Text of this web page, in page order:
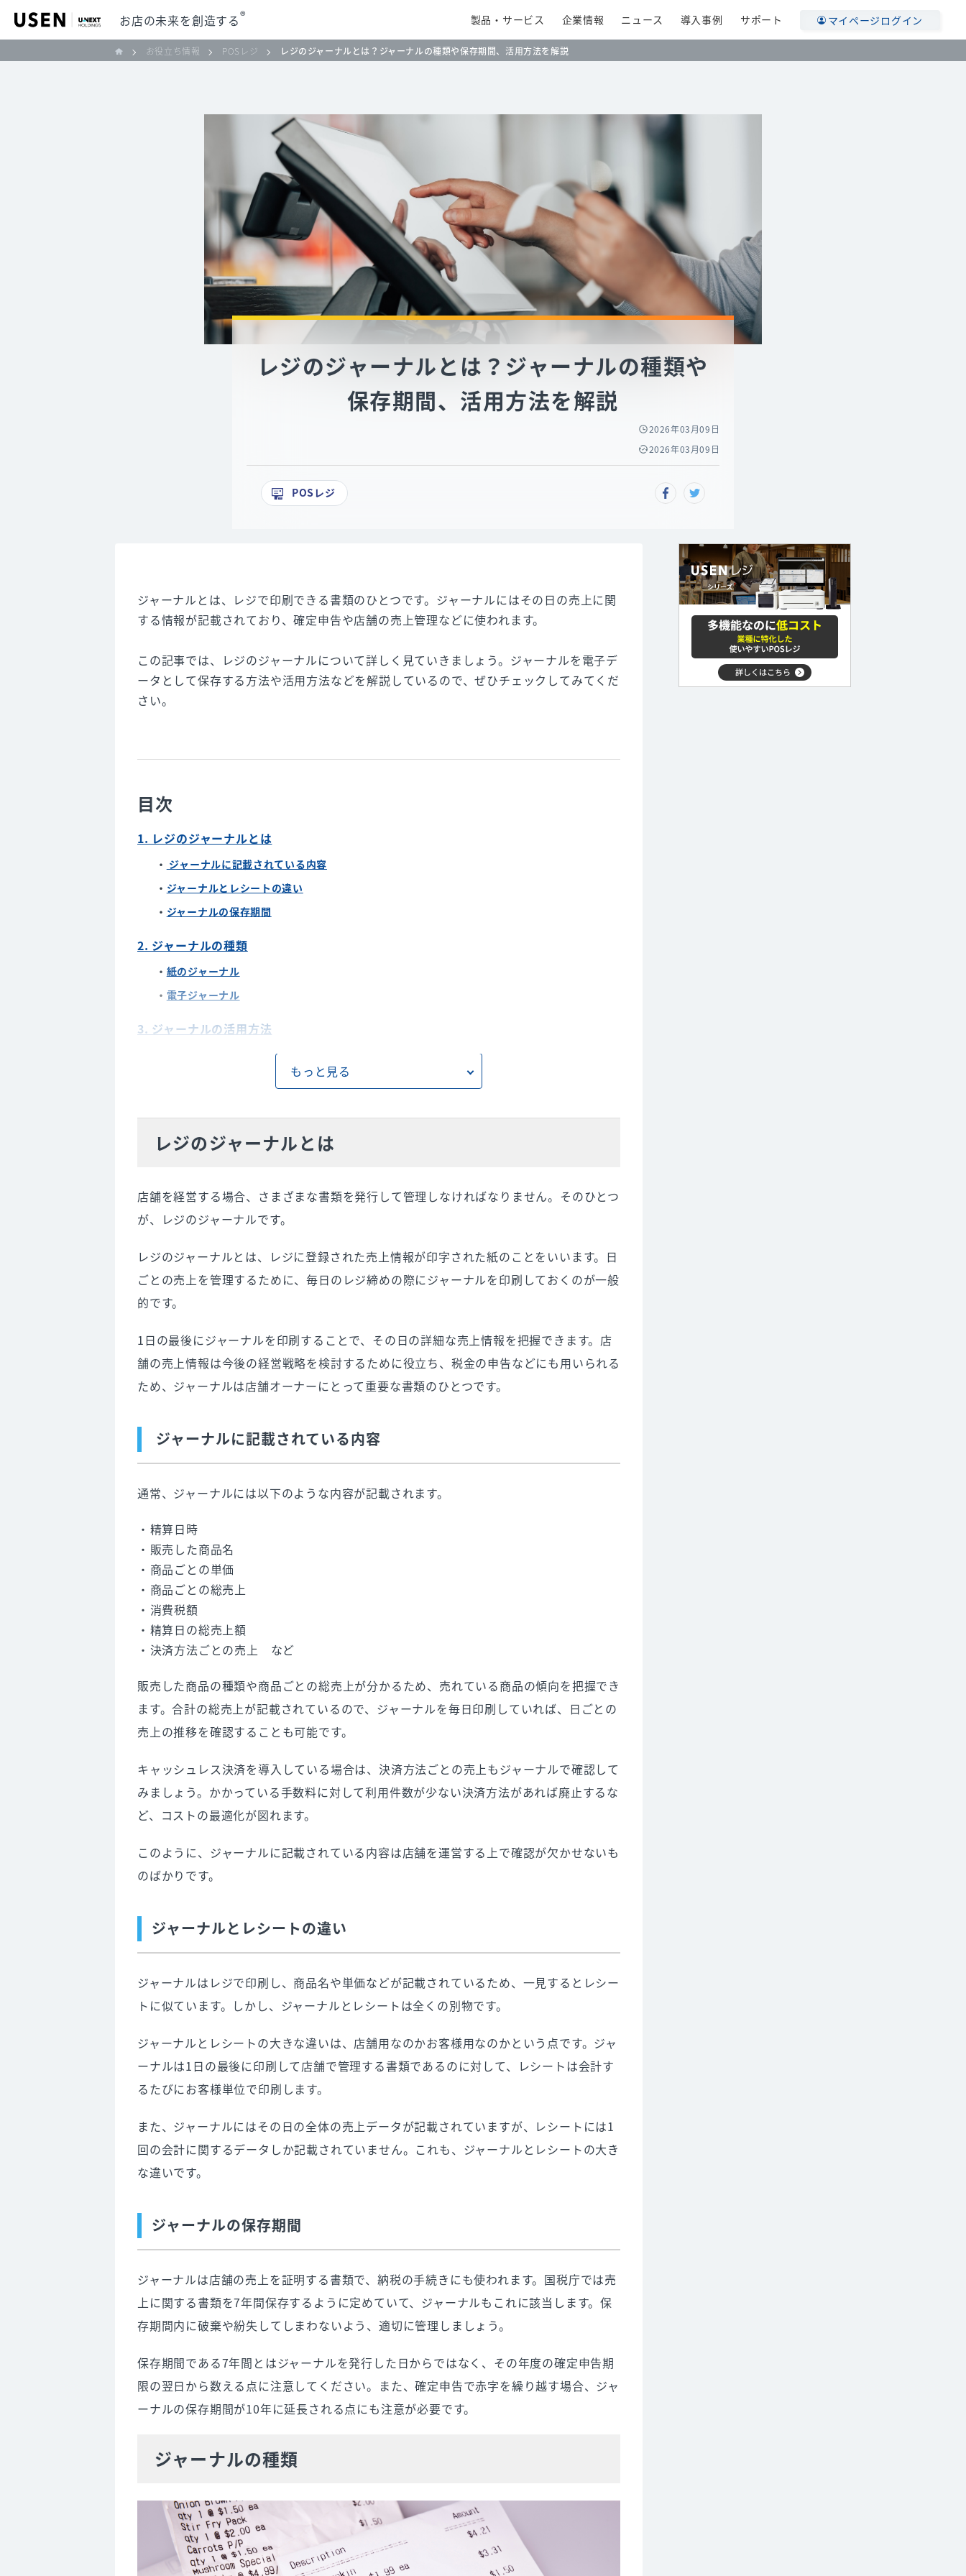
製品・サービス 企業情報 ニュース 導入事例 サポート マイページログイン
お店の未来を創造する®
お役立ち情報 POSレジ レジのジャーナルとは？ジャーナルの種類や保存期間、活用方法を解説
レジのジャーナルとは？ジャーナルの種類や
保存期間、活用方法を解説
2026年03月09日
2026年03月09日
POSレジ
ジャーナルとは、レジで印刷できる書類のひとつです。ジャーナルにはその日の売上に関
する情報が記載されており、確定申告や店舗の売上管理などに使われます。
この記事では、レジのジャーナルについて詳しく見ていきましょう。ジャーナルを電子デ
ータとして保存する方法や活用方法などを解説しているので、ぜひチェックしてみてくだ
さい。
目次
1. レジのジャーナルとは
ジャーナルに記載されている内容
ジャーナルとレシートの違い
ジャーナルの保存期間
2. ジャーナルの種類
紙のジャーナル
電子ジャーナル
3. ジャーナルの活用方法
売上データの記録と管理
5. 電子ジャーナルの利用にはPOSレジが必要
レジ作業を効率化できる
人的ミスを防げる
売上傾向などを簡単に分析できる
7. POSレジを導入するならタブレットPOSレジがおすすめ
8. POSレジの選び方
機能を確認する
コストを確認する
サポート体制を確認する
Q. レジジャーナルは「紙」と「電子データ」のどちらで保存すべきですか？
Q. お客様から「過去のレシートを再発行してほしい」と言われた場合、どのような操作を行え
Q. 紙のジャーナルを紛失してしまった場合、罰則はありますか？
10. タブレットPOSレジを導入して電子ジャーナルを活用しよう
もっと見る
レジのジャーナルとは
店舗を経営する場合、さまざまな書類を発行して管理しなければなりません。そのひとつ
が、レジのジャーナルです。
レジのジャーナルとは、レジに登録された売上情報が印字された紙のことをいいます。日
ごとの売上を管理するために、毎日のレジ締めの際にジャーナルを印刷しておくのが一般
的です。
1日の最後にジャーナルを印刷することで、その日の詳細な売上情報を把握できます。店
舗の売上情報は今後の経営戦略を検討するために役立ち、税金の申告などにも用いられる
ため、ジャーナルは店舗オーナーにとって重要な書類のひとつです。
ジャーナルに記載されている内容
通常、ジャーナルには以下のような内容が記載されます。
精算日時
販売した商品名
商品ごとの単価
商品ごとの総売上
消費税額
精算日の総売上額
決済方法ごとの売上 など
販売した商品の種類や商品ごとの総売上が分かるため、売れている商品の傾向を把握でき
ます。合計の総売上が記載されているので、ジャーナルを毎日印刷していれば、日ごとの
売上の推移を確認することも可能です。
キャッシュレス決済を導入している場合は、決済方法ごとの売上もジャーナルで確認して
みましょう。かかっている手数料に対して利用件数が少ない決済方法があれば廃止するな
ど、コストの最適化が図れます。
このように、ジャーナルに記載されている内容は店舗を運営する上で確認が欠かせないも
のばかりです。
ジャーナルとレシートの違い
ジャーナルはレジで印刷し、商品名や単価などが記載されているため、一見するとレシー
トに似ています。しかし、ジャーナルとレシートは全くの別物です。
ジャーナルとレシートの大きな違いは、店舗用なのかお客様用なのかという点です。ジャ
ーナルは1日の最後に印刷して店舗で管理する書類であるのに対して、レシートは会計す
るたびにお客様単位で印刷します。
また、ジャーナルにはその日の全体の売上データが記載されていますが、レシートには1
回の会計に関するデータしか記載されていません。これも、ジャーナルとレシートの大き
な違いです。
ジャーナルの保存期間
ジャーナルは店舗の売上を証明する書類で、納税の手続きにも使われます。国税庁では売
上に関する書類を7年間保存するように定めていて、ジャーナルもこれに該当します。保
存期間内に破棄や紛失してしまわないよう、適切に管理しましょう。
保存期間である7年間とはジャーナルを発行した日からではなく、その年度の確定申告期
限の翌日から数える点に注意してください。また、確定申告で赤字を繰り越す場合、ジャ
ーナルの保存期間が10年に延長される点にも注意が必要です。
ジャーナルの種類